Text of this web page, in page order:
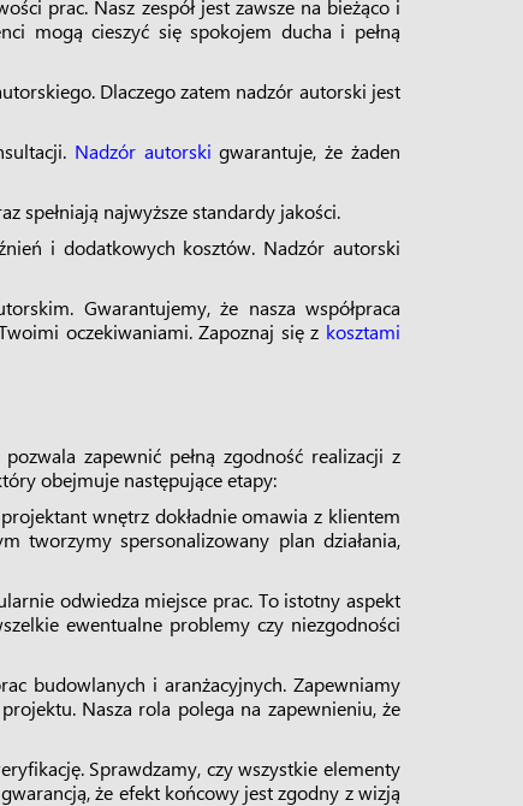
prac. Nasz zespół jest zawsze na bieżąco i
mogą cieszyć się spokojem ducha i pełną
Dlaczego zatem nadzór autorski jest
Nadzór autorski gwarantuje, że żaden
spełniają najwyższe standardy jakości.
i dodatkowych kosztów. Nadzór autorski
Gwarantujemy, że nasza współpraca
oczekiwaniami. Zapoznaj się z kosztami
zapewnić pełną zgodność realizacji z
obejmuje następujące etapy:
wnętrz dokładnie omawia z klientem
tworzymy spersonalizowany plan działania,
odwiedza miejsce prac. To istotny aspekt
ewentualne problemy czy niezgodności
budowlanych i aranżacyjnych. Zapewniamy
Nasza rola polega na zapewnieniu, że
Sprawdzamy, czy wszystkie elementy
że efekt końcowy jest zgodny z wizją